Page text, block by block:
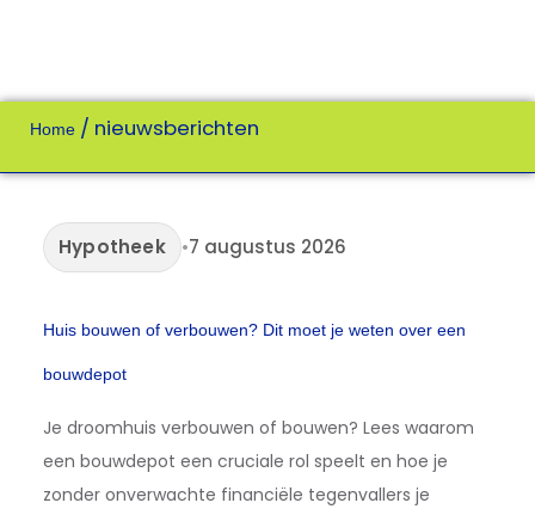
Home / nieuwsberichten
Hypotheek •7 augustus 2026
Huis bouwen of verbouwen? Dit moet je weten over een
bouwdepot
Je droomhuis verbouwen of bouwen? Lees waarom
een bouwdepot een cruciale rol speelt en hoe je
zonder onverwachte financiële tegenvallers je